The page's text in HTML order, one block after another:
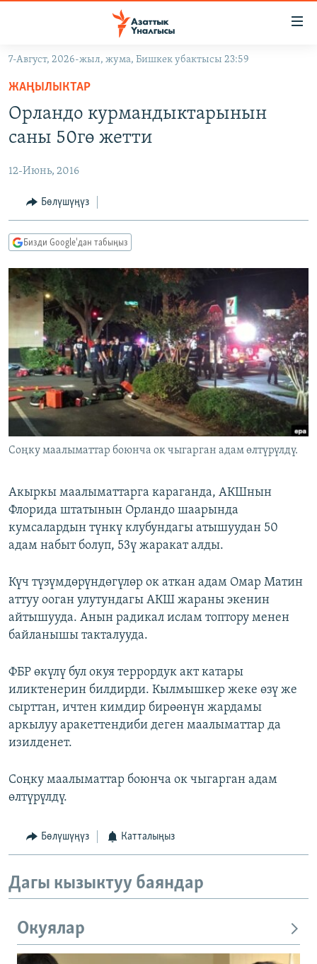
Навигацияга
өтүңүз
Издөөгө
салыңызКЫРГЫЗСТАН
ЭКОНОМИКА
МАДАНИЯТ
ДҮЙНӨ
БОРБОР АЗИЯ
АТАЙЫН ИЛИКТӨӨ
ТВ ПРОГРАММАЛАР
ЭКСПЕРТТЕР ТАЛДАЙТ
БИЗ ЖАНА ДҮЙНӨ
ДАНИСТЕ
ЭЖЕ-СИҢДИЛЕР
АЗАТТЫК+
ЫҢГАЙСЫЗ СУРООЛОР
ӨЗГӨЧӨ ПИКИР
Русский
ОНЛАЙН ШЕРИНЕ
ЭЕ/АРнун бардык сайттары
7-Август, 2026-жыл, жума, Бишкек убактысы 23:59
ЖАҢЫЛЫКТАР
Орландо курмандыктарынын
саны 50гө жетти
12-Июнь, 2016
Бөлүшүңүз
Бизди Google'дан табыңыз
Соңку маалыматтар боюнча ок чыгарган адам өлтүрүлдү.
Акыркы маалыматтарга караганда, АКШнын
Флорида штатынын Орландо шаарында
кумсалардын түнкү клубундагы атышуудан 50
адам набыт болуп, 53ү жаракат алды.
Күч түзүмдөрүндөгүлөр ок аткан адам Омар Матин
аттуу ооган улутундагы АКШ жараны экенин
айтышууда. Анын радикал ислам топтору менен
байланышы такталууда.
ФБР өкүлү бул окуя террордук акт катары
иликтенерин билдирди. Кылмышкер жеке өзү же
сырттан, ичтен кимдир бирөөнүн жардамы
аркылуу аракеттендиби деген маалыматтар да
изилденет.
Соңку маалыматтар боюнча ок чыгарган адам
өлтүрүлдү.
Бөлүшүңүз Катталыңыз
Дагы кызыктуу баяндар
Окуялар